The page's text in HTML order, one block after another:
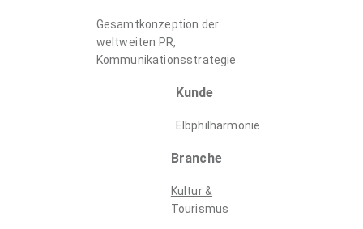
Gesamtkonzeption der
weltweiten PR,
Kommunikationsstrategie
Kunde
Elbphilharmonie
Branche
Kultur &
Tourismus